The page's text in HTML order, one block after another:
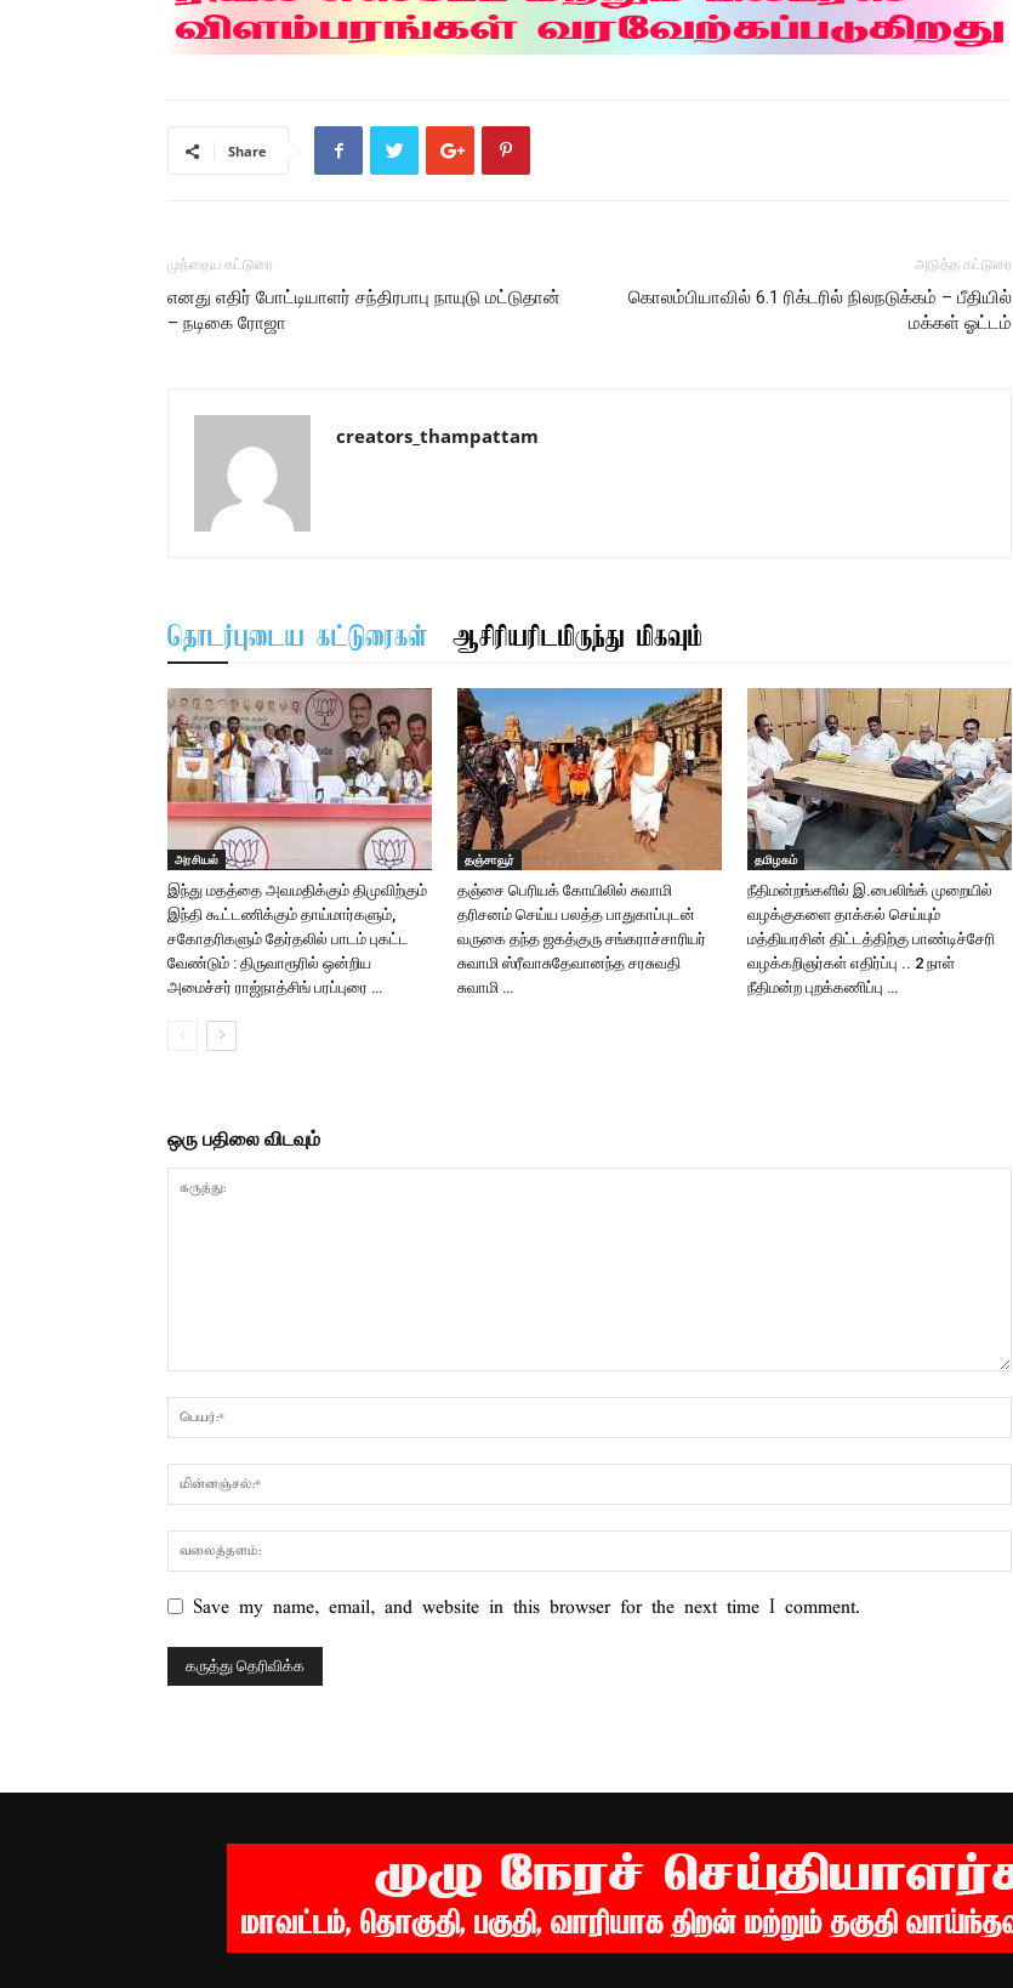
Share
முந்தைய கட்டுரை
எனது எதிர் போட்டியாளர் சந்திரபாபு நாயுடு மட்டுதான்
– நடிகை ரோஜா
அடுத்த கட்டுரை
கொலம்பியாவில் 6.1 ரிக்டரில் நிலநடுக்கம் – பீதியில்
மக்கள் ஓட்டம்
creators_thampattam
தொடர்புடைய கட்டுரைகள் ஆசிரியரிடமிருந்து மிகவும்
அரசியல்
இந்து மதத்தை அவமதிக்கும் திமுவிற்கும்
இந்தி கூட்டணிக்கும் தாய்மார்களும்,
சகோதரிகளும் தேர்தலில் பாடம் புகட்ட
வேண்டும் : திருவாரூரில் ஒன்றிய
அமைச்சர் ராஜ்நாத்சிங் பரப்புரை …
தஞ்சாவூர்
தஞ்சை பெரியக் கோயிலில் சுவாமி
தரிசனம் செய்ய பலத்த பாதுகாப்புடன்
வருகை தந்த ஜகத்குரு சங்கராச்சாரியர்
சுவாமி ஸ்ரீவாசுதேவானந்த சரசுவதி
சுவாமி …
தமிழகம்
நீதிமன்றங்களில் இ.பைலிங்க் முறையில்
வழக்குகளை தாக்கல் செய்யும்
மத்தியரசின் திட்டத்திற்கு பாண்டிச்சேரி
வழக்கறிஞர்கள் எதிர்ப்பு .. 2 நாள்
நீதிமன்ற புறக்கணிப்பு …
ஒரு பதிலை விடவும்
Save my name, email, and website in this browser for the next time I comment.